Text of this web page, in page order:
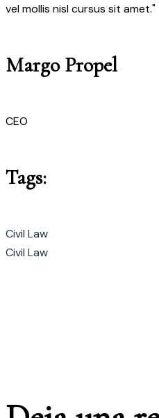
vel mollis nisl cursus sit amet."
Margo Propel
CEO
Tags:
Civil Law
Civil Law